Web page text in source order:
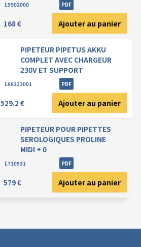
L9902000 PDF
168 € Ajouter au panier
PIPETEUR PIPETUS AKKU
COMPLET AVEC CHARGEUR
230V ET SUPPORT
L88223001 PDF
529.2 € Ajouter au panier
PIPETEUR POUR PIPETTES
SEROLOGIQUES PROLINE
MIDI + 0
L710931 PDF
579 € Ajouter au panier